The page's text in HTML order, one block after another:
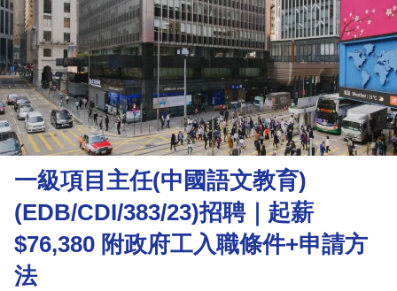
題
投
資
樓
市
理
財
商
業
一級項目主任(中國語文教育)
(EDB/CDI/383/23)招聘｜起薪
$76,380 附政府工入職條件+申請方
法